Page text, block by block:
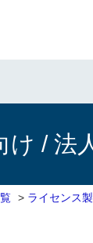
/ 法
> ライセンス